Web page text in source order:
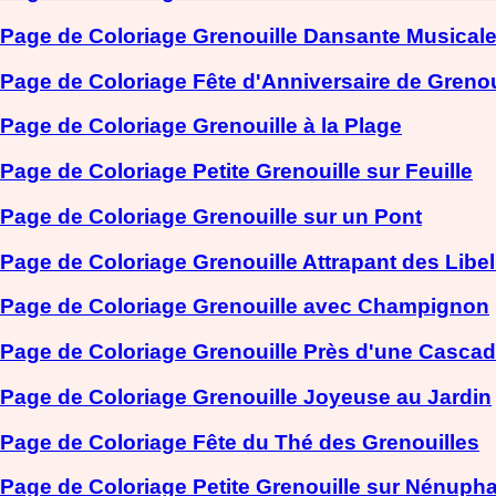
Page de Coloriage Grenouille Dansante Musicale
Page de Coloriage Fête d'Anniversaire de
Page de Coloriage Grenouille à la Plage
Page de Coloriage Petite Grenouille sur Feuille
Page de Coloriage Grenouille sur un Pont
Page de Coloriage Grenouille Attrapant des
Page de Coloriage Grenouille avec Champignon
Page de Coloriage Grenouille Près d'une
Page de Coloriage Grenouille Joyeuse au Jardin
Page de Coloriage Fête du Thé des Grenouilles
Page de Coloriage Petite Grenouille sur